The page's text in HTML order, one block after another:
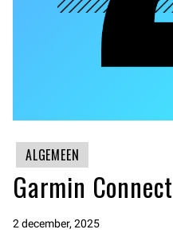
ALGEMEEN
Garmin
2 december, 2025